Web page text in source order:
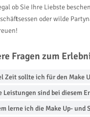
ob Sie Ihre Liebste
oder wilde
Fragen zum
Zeit sollte ich für den Make
Leistungen sind bei diesem
lerne ich die Make Up- und